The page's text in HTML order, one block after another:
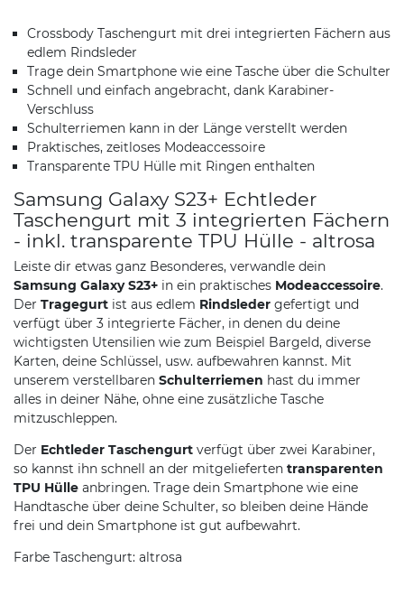
Crossbody Taschengurt mit drei integrierten Fächern aus
edlem Rindsleder
Trage dein Smartphone wie eine Tasche über die Schulter
Schnell und einfach angebracht, dank Karabiner-
Verschluss
Schulterriemen kann in der Länge verstellt werden
Praktisches, zeitloses Modeaccessoire
Transparente TPU Hülle mit Ringen enthalten
Samsung Galaxy S23+ Echtleder
Taschengurt mit 3 integrierten Fächern
- inkl. transparente TPU Hülle - altrosa
Leiste dir etwas ganz Besonderes, verwandle dein
Samsung Galaxy S23+ in ein praktisches Modeaccessoire.
Der Tragegurt ist aus edlem Rindsleder gefertigt und
verfügt über 3 integrierte Fächer, in denen du deine
wichtigsten Utensilien wie zum Beispiel Bargeld, diverse
Karten, deine Schlüssel, usw. aufbewahren kannst. Mit
unserem verstellbaren Schulterriemen hast du immer
alles in deiner Nähe, ohne eine zusätzliche Tasche
mitzuschleppen.
Der Echtleder Taschengurt verfügt über zwei Karabiner,
so kannst ihn schnell an der mitgelieferten transparenten
TPU Hülle anbringen. Trage dein Smartphone wie eine
Handtasche über deine Schulter, so bleiben deine Hände
frei und dein Smartphone ist gut aufbewahrt.
Farbe Taschengurt: altrosa